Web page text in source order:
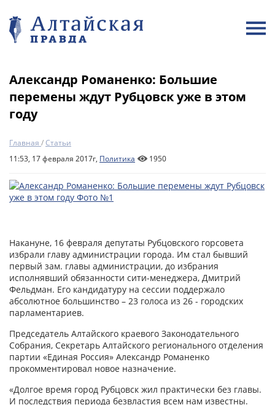
Александр Романенко: Большие
перемены ждут Рубцовск уже в этом
году
Главная /Статьи
11:53, 17 февраля 2017г, Политика 1950
Накануне, 16 февраля депутаты Рубцовского горсовета
избрали главу администрации города. Им стал бывший
первый зам. главы администрации, до избрания
исполнявший обязанности сити-менеджера, Дмитрий
Фельдман. Его кандидатуру на сессии поддержало
абсолютное большинство – 23 голоса из 26 - городских
парламентариев.
Председатель Алтайского краевого Законодательного
Собрания, Секретарь Алтайского регионального отделения
партии «Единая Россия» Александр Романенко
прокомментировал новое назначение.
«Долгое время город Рубцовск жил практически без главы.
И последствия периода безвластия всем нам известны.